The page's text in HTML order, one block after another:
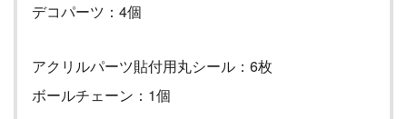
デコパーツ：4個
アクリルパーツ貼付用丸シール： 6枚
ボールチェーン： 1個